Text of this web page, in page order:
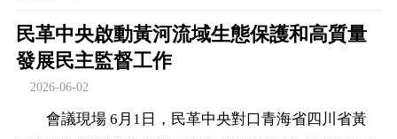
民革中央啟動黃河流域生態保護和高質量
發展民主監督工作
2026-06-02
會議現場 6月1日，民革中央對口青海省四川省黃